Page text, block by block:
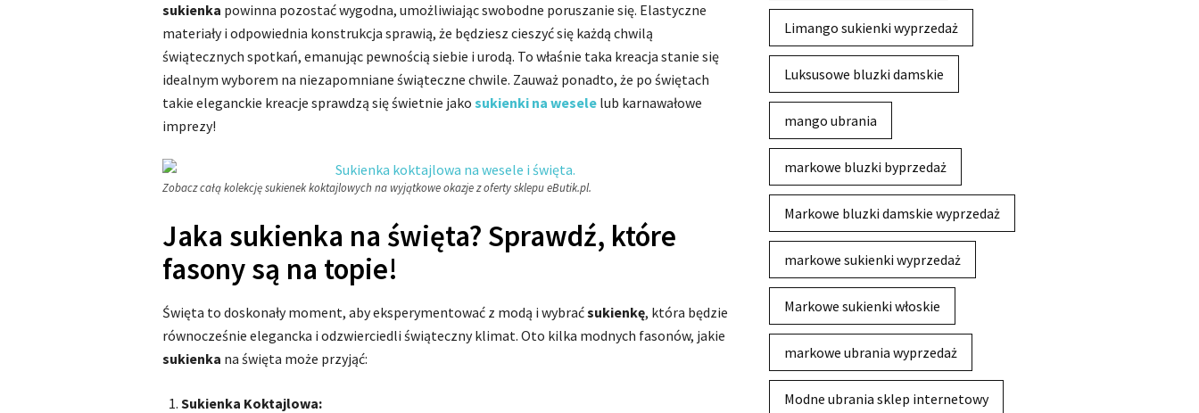
sukienka powinna pozostać wygodna, umożliwiając swobodne poruszanie się. Elastyczne
materiały i odpowiednia konstrukcja sprawią, że będziesz cieszyć się każdą chwilą
świątecznych spotkań, emanując pewnością siebie i urodą. To właśnie taka kreacja stanie się
idealnym wyborem na niezapomniane świąteczne chwile. Zauważ ponadto, że po świętach
takie eleganckie kreacje sprawdzą się świetnie jako sukienki na wesele lub karnawałowe
imprezy!
Zobacz całą kolekcję sukienek koktajlowych na wyjątkowe okazje z oferty sklepu eButik.pl.
Jaka sukienka na święta? Sprawdź, które
fasony są na topie!
Święta to doskonały moment, aby eksperymentować z modą i wybraćsukienkę, która będzie
równocześnie elegancka i odzwierciedli świąteczny klimat. Oto kilka modnych fasonów, jakie
sukienka na święta może przyjąć:
Sukienka Koktajlowa:
Limango sukienki wyprzedaż
Luksusowe bluzki damskie
mango ubrania
markowe bluzki byprzedaż
Markowe bluzki damskie wyprzedaż
markowe sukienki wyprzedaż
Markowe sukienki włoskie
markowe ubrania wyprzedaż
Modne ubrania sklep internetowy